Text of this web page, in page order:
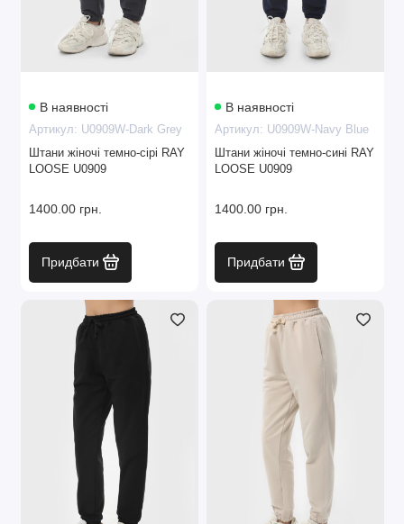
Жіночі флісові куртки
Жіночі флісові жилети
Жіночі майки
Показати все
В наявності
Артикул: U0909W-Dark Grey
Штани жіночі темно-сірі RAY
LOOSE U0909
1400.00 грн.
Придбати
В наявності
Артикул: U0909W-Navy Blue
Штани жіночі темно-сині RAY
LOOSE U0909
1400.00 грн.
Придбати